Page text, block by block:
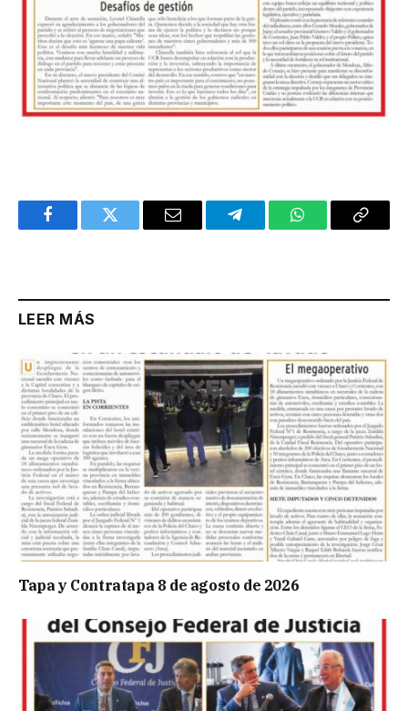
FacebookTwitter Email TelegramWhatsAppCopy
LEER MÁS
Tapa y Contratapa 8 de agosto de 2026